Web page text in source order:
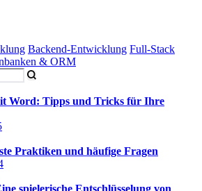
Backend-Entwicklung Full-Stack
& ORM
Word: Tipps und Tricks für Ihre
Praktiken und häufige Fragen
spielerische Entschlüsselung von